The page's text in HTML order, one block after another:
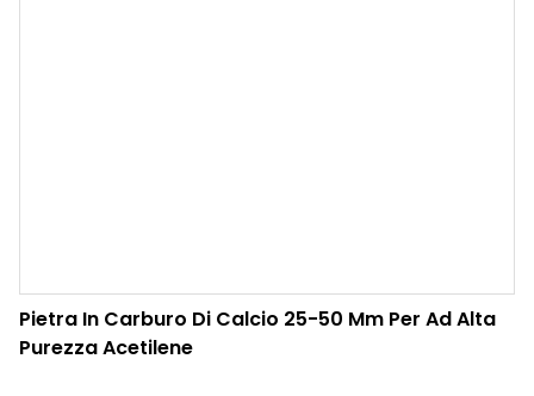
Pietra In Carburo Di Calcio 25-50 Mm Per Ad Alta
Purezza Acetilene